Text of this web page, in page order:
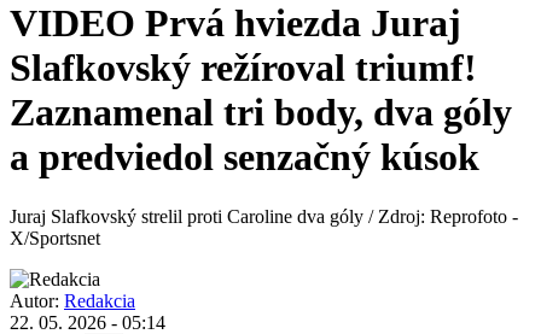
VIDEO Prvá hviezda Juraj
Slafkovský režíroval triumf!
Zaznamenal tri body, dva góly
a predviedol senzačný kúsok
Juraj Slafkovský strelil proti Caroline dva góly / Zdroj: Reprofoto -
X/Sportsnet
Autor: Redakcia
22. 05. 2026 - 05:14